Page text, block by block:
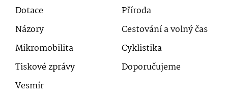
Dotace
Příroda
Názory
Cestování a volný čas
Mikromobilita
Cyklistika
Tiskové zprávy
Doporučujeme
Vesmír